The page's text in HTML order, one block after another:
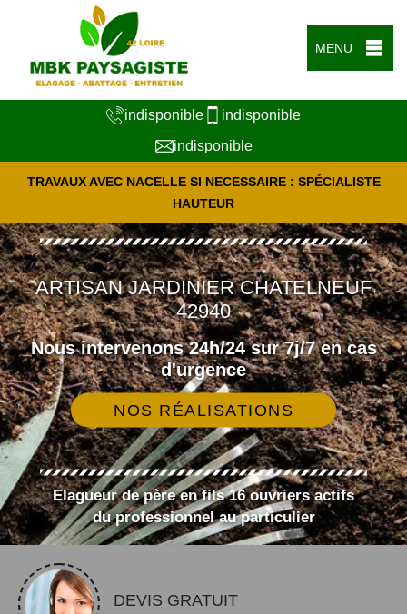
MENU
indisponible
indisponible
indisponible
TRAVAUX AVEC NACELLE SI NECESSAIRE : SPÉCIALISTE
HAUTEUR
ARTISAN JARDINIER CHATELNEUF
42940
Nous intervenons 24h/24 sur 7j/7 en cas
d'urgence
NOS RÉALISATIONS
Elagueur de père en fils 16 ouvriers actifs
du professionnel au particulier
DEVIS GRATUIT